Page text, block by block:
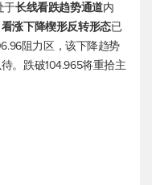
于长线看跌趋势通道内
涨下降楔形反转形态已
阻力区，该下降趋势
。跌破104.965将重拾主